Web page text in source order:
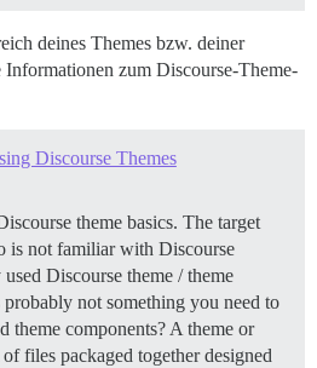
deines Themes bzw. deiner
zum Discourse-Theme-
Discourse Themes
theme basics. The target
is not familiar with Discourse
Discourse theme / theme
not something you need to
theme components? A theme or
files packaged together designed